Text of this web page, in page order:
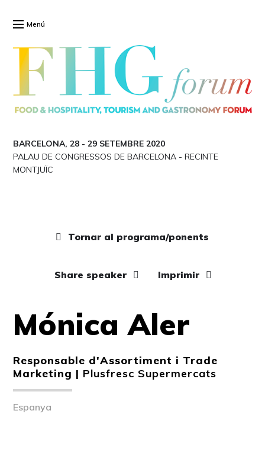
Menú
BARCELONA, 28 -29 SETEMBRE 2020
PALAU DE CONGRESSOS DE BARCELONA -RECINTE
MONTJUÏC
Tornar al programa/ponents
Share speaker Imprimir
Mónica Aler
Responsable d'Assortiment i Trade
Marketing | Plusfresc Supermercats
Espanya